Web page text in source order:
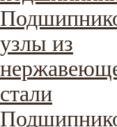
узлы из
стали